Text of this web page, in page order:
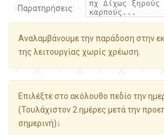
Παρατηρήσεις:
Αναλαμβάνουμε την παράδοση στην
της λειτουργίας χωρίς χρέωση.
Επιλέξτε στο ακόλουθο πεδίο την
(Τουλάχιστον 2 ημέρες μετά την
σημερινή)↓